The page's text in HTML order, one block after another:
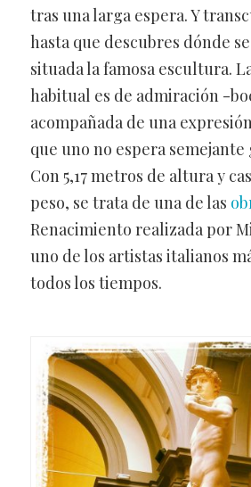
tras una larga espera. Y
hasta que descubres dónde
situada la famosa escultura.
habitual es de admiración -
acompañada de una expresión
que uno no espera
Con 5,17 metros de altura y
peso, se trata de una de las
Renacimiento realizada por
uno de los artistas italianos
todos los tiempos.